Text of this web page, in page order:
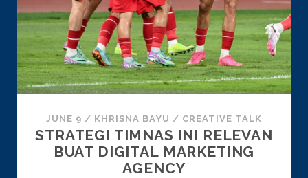
JUNE 9 / KHRISNA BAYU / CREATIVE TALK
STRATEGI TIMNAS INI RELEVAN
BUAT DIGITAL MARKETING
AGENCY